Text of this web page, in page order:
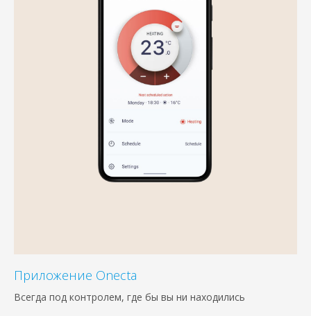
Приложение Onecta
Всегда под контролем, где бы вы ни находились